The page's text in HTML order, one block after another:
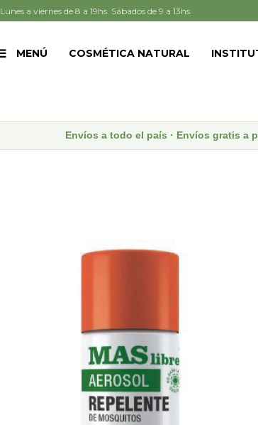
MENÚ COSMÉTICA NATURAL
Lunes a viernes de 8 a 19hs. Sábados de 9 a 13hs.
Envíos a todo el país · Envíos gratis a